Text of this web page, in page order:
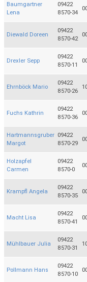
Baumgartner
Lena
09422
8570-34
Diewald Doreen
09422
8570-42
Drexler Sepp
09422
8570-11
Ehrnböck Mario
09422
8570-26
Fuchs Kathrin
09422
8570-36
Hartmannsgruber
Margot
09422
8570-29
Holzapfel
Carmen
09422
8570-0
Krampfl Angela
09422
8570-35
Macht Lisa
09422
8570-41
Mühlbauer Julia
09422
8570-31
Pollmann Hans
09422
8570-10